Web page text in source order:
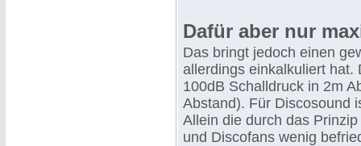
Dafür aber nur
Das bringt jedoch einen
allerdings einkalkuliert hat.
100dB Schalldruck in 2m
Abstand). Für Discosound
Allein die durch das
und Discofans wenig